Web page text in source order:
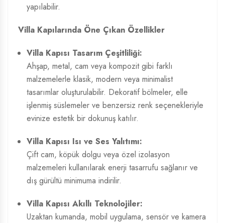
yapılabilir.
Villa Kapılarında Öne Çıkan Özellikler
Villa Kapısı Tasarım Çeşitliliği:
Ahşap, metal, cam veya kompozit gibi farklı
malzemelerle klasik, modern veya minimalist
tasarımlar oluşturulabilir. Dekoratif bölmeler, elle
işlenmiş süslemeler ve benzersiz renk seçenekleriyle
evinize estetik bir dokunuş katılır.
Villa Kapısı Isı ve Ses Yalıtımı:
Çift cam, köpük dolgu veya özel izolasyon
malzemeleri kullanılarak enerji tasarrufu sağlanır ve
dış gürültü minimuma indirilir.
Villa Kapısı Akıllı Teknolojiler:
Uzaktan kumanda, mobil uygulama, sensör ve kamera